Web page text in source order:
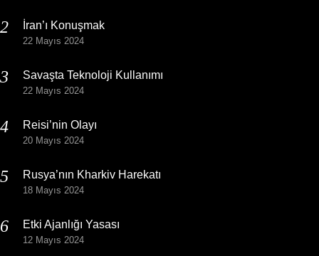
İran’ı Konuşmak
22 Mayıs 2024
Savaşta Teknoloji Kullanımı
22 Mayıs 2024
Reisi’nin Olayı
20 Mayıs 2024
Rusya’nın Kharkiv Harekatı
18 Mayıs 2024
Etki Ajanlığı Yasası
12 Mayıs 2024